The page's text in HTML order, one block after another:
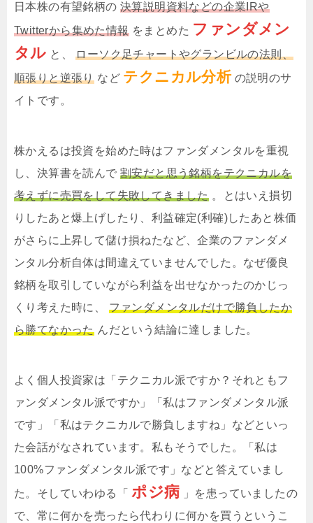
日本株の有望銘柄の 決算説明資料などの企業IRや
Twitterから集めた情報をまとめた ファンダメン
タル と、ローソク足チャートやグランビルの法則、
順張りと逆張りなど テクニカル分析の説明のサ
イトです。
株かえるは投資を始めた時はファンダメンタルを重視
し、決算書を読んで 割安だと思う銘柄をテクニカルを
考えずに売買をして失敗してきました。とはいえ損切
りしたあと爆上げしたり、利益確定(利確)したあと株価
がさらに上昇して儲け損ねたなど、企業のファンダメ
ンタル分析自体は間違えていませんでした。なぜ優良
銘柄を取引していながら利益を出せなかったのかじっ
くり考えた時に、 ファンダメンタルだけで勝負したか
ら勝てなかったんだという結論に達しました。
よく個人投資家は「テクニカル派ですか？それともフ
ァンダメンタル派ですか」「私はファンダメンタル派
です」「私はテクニカルで勝負しますね」などといっ
た会話がなされています。私もそうでした。「私は
100%ファンダメンタル派です」などと答えていまし
た。そしていわゆる「ポジ病 」を患っていましたの
で、常に何かを売ったら代わりに何かを買うというこ